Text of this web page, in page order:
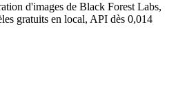
d'images de Black Forest Labs,
gratuits en local, API dès 0,014